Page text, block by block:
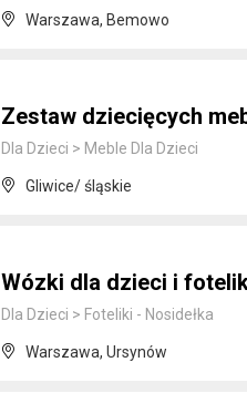
Warszawa, Bemowo
Zestaw dziecięcych
Dla Dzieci > Meble Dla Dzieci
Gliwice/ śląskie
Wózki dla dzieci i
Dla Dzieci > Foteliki - Nosidełka
Warszawa, Ursynów